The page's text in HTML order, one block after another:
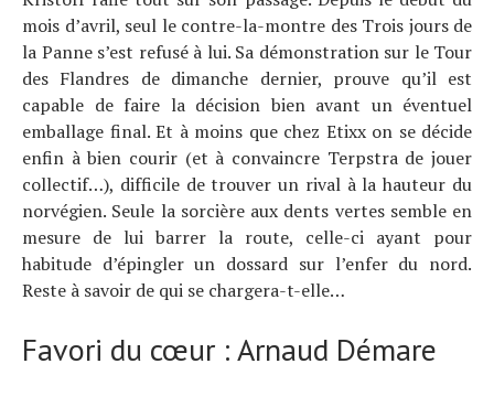
mois d’avril, seul le contre-la-montre des Trois jours de
la Panne s’est refusé à lui. Sa démonstration sur le Tour
des Flandres de dimanche dernier, prouve qu’il est
capable de faire la décision bien avant un éventuel
emballage final. Et à moins que chez Etixx on se décide
enfin à bien courir (et à convaincre Terpstra de jouer
collectif…), difficile de trouver un rival à la hauteur du
norvégien. Seule la sorcière aux dents vertes semble en
mesure de lui barrer la route, celle-ci ayant pour
habitude d’épingler un dossard sur l’enfer du nord.
Reste à savoir de qui se chargera-t-elle…
Favori du cœur : Arnaud Démare